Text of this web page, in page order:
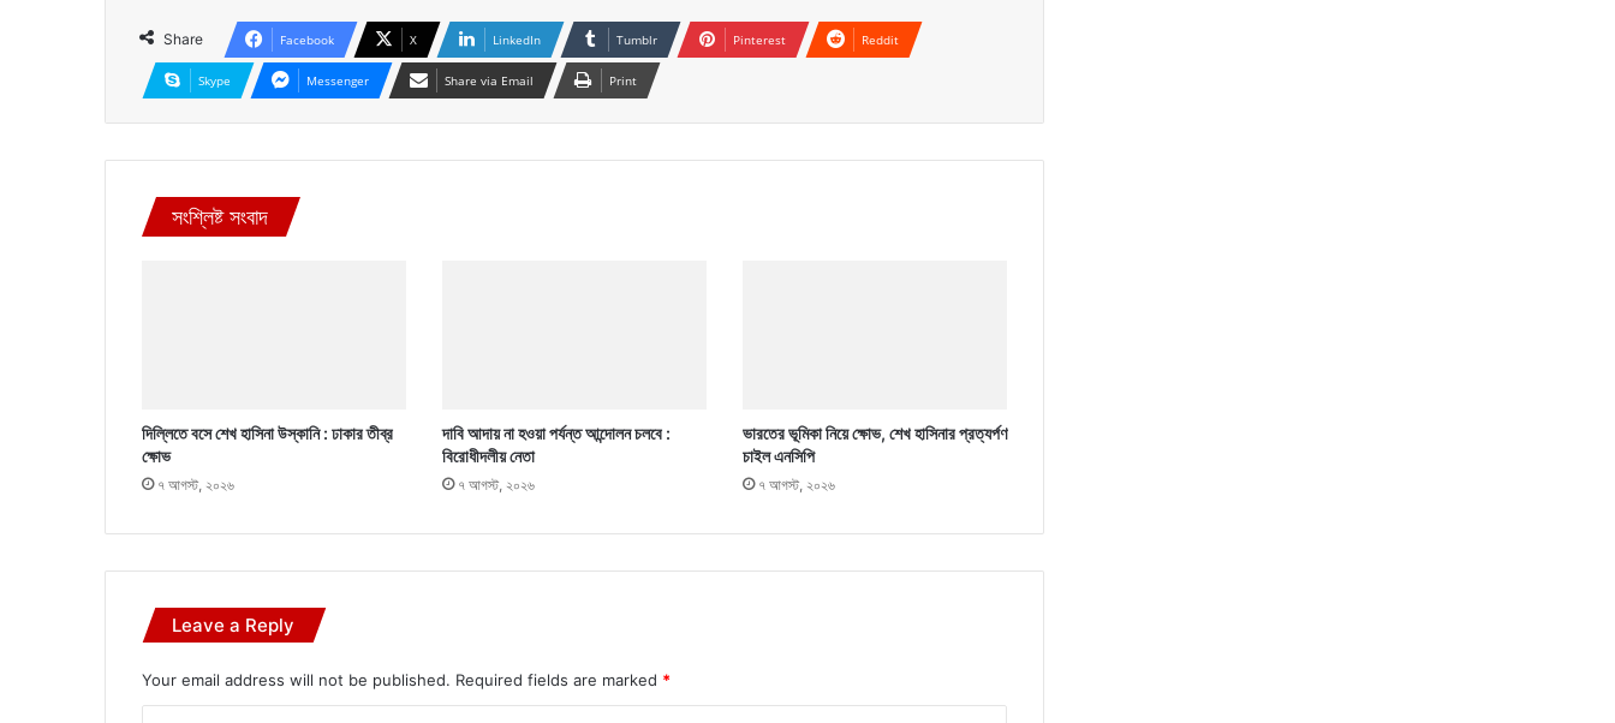
Share Facebook X LinkedIn Tumblr Pinterest Reddit
Skype Messenger Share via Email Print
সংশ্লিষ্ট সংবাদ
দিল্লিতে বসে শেখ হাসিনা উস্কানি : ঢাকার তীব্র
ক্ষোভ
৭ আগস্ট, ২০২৬
দাবি আদায় না হওয়া পর্যন্ত আন্দোলন চলবে :
বিরোধীদলীয় নেতা
৭ আগস্ট, ২০২৬
ভারতের ভূমিকা নিয়ে ক্ষোভ, শেখ হাসিনার প্রত্যর্পণ
চাইল এনসিপি
৭ আগস্ট, ২০২৬
Leave a Reply
Your email address will not be published. Required fields are marked *